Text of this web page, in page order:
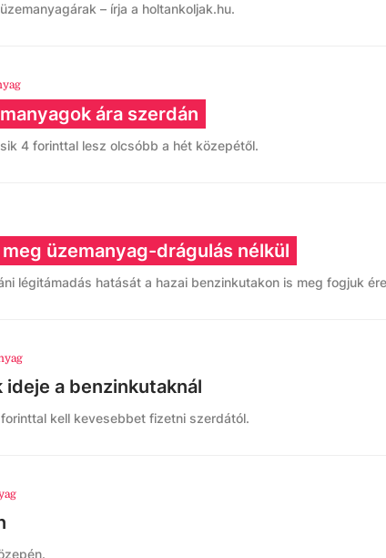
– írja a holtankoljak.hu.
ára szerdán
4 forinttal lesz olcsóbb a hét közepétől.
üzemanyag-drágulás nélkül
légitámadás hatását a hazai benzinkutakon is meg fogjuk
a benzinkutaknál
kell kevesebbet fizetni szerdától.